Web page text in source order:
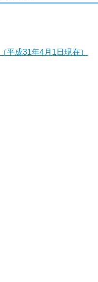
成31年4月1日現在）